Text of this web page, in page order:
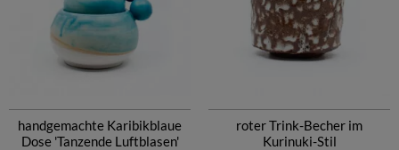
handgemachte Karibikblaue
Dose 'Tanzende Luftblasen'
roter Trink-Becher im
Kurinuki-Stil